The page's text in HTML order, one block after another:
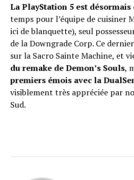
La PlayStation 5 est
temps pour l’équipe de cuisiner
ici de blanquette), seul
de la Downgrade Corp. Ce
sur la Sacro Sainte Machine, et
du remake de Demon’s Souls,
premiers émois avec la
visiblement très appréciée par
Sud.